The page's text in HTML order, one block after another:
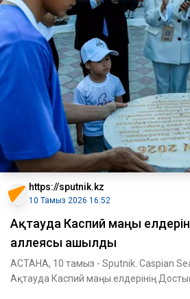
https://sputnik.kz
10 Тамыз 2026 16:52
Ақтауда Каспий маңы
аллеясы ашылды
АСТАНА, 10 тамыз - Sputnik. Caspian
Ақтауда Каспий маңы елдерінің